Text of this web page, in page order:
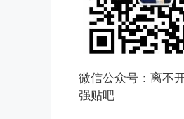
微信公众号：离不
强贴吧